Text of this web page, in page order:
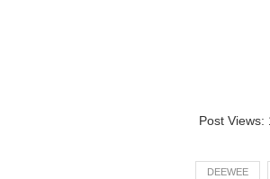
Post Views:
DEEWEE